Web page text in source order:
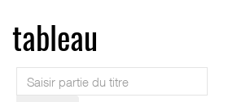
tableau
Saisir
partie